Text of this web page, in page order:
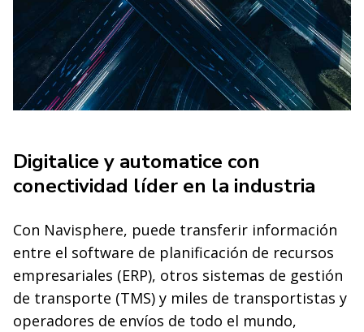
Digitalice y automatice con
conectividad líder en la industria
Con Navisphere, puede transferir información
entre el software de planificación de recursos
empresariales (ERP), otros sistemas de gestión
de transporte (TMS) y miles de transportistas y
operadores de envíos de todo el mundo,